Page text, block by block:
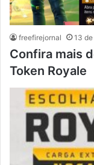
freefirejornal 13
Confira mais
Token Royale